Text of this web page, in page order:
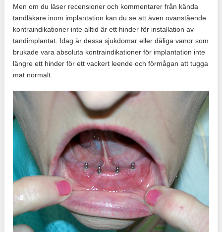
Men om du läser recensioner och kommentarer från kända
tandläkare inom implantation kan du se att även ovanstående
kontraindikationer inte alltid är ett hinder för installation av
tandimplantat. Idag är dessa sjukdomar eller dåliga vanor som
brukade vara absoluta kontraindikationer för implantation inte
längre ett hinder för ett vackert leende och förmågan att tugga
mat normalt.